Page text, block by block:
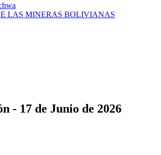
LAS MINERAS BOLIVIANAS
- 17 de Junio de 2026